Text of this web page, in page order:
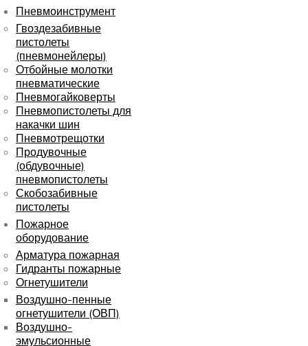
Пневмоинструмент
Гвоздезабивные
пистолеты
(пневмонейлеры)
Отбойные молотки
пневматические
Пневмогайковерты
Пневмопистолеты для
накачки шин
Пневмотрещотки
Продувочные
(обдувочные)
пневмопистолеты
Скобозабивные
пистолеты
Пожарное
оборудование
Арматура пожарная
Гидранты пожарные
Огнетушители
Воздушно-пенные
огнетушители (ОВП)
Воздушно-
эмульсионные